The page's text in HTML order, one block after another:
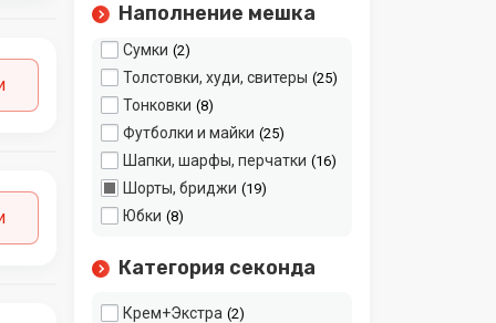
Наполнение мешка
Спортивная одежда 16
Сумки 2
Толстовки, худи, свитеры 25
Тонковки 8
Футболки и майки 25
Шапки, шарфы, перчатки 16
Шорты, бриджи 19
Юбки 8
Категория секонда
Крем+Экстра 2